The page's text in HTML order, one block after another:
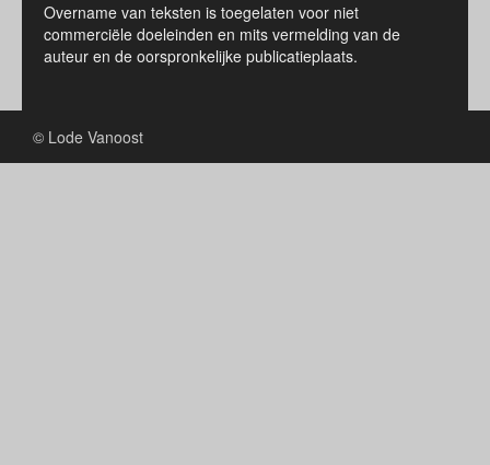
Overname van teksten is toegelaten voor niet
commerciële doeleinden en mits vermelding van de
auteur en de oorspronkelijke publicatieplaats.
© Lode Vanoost